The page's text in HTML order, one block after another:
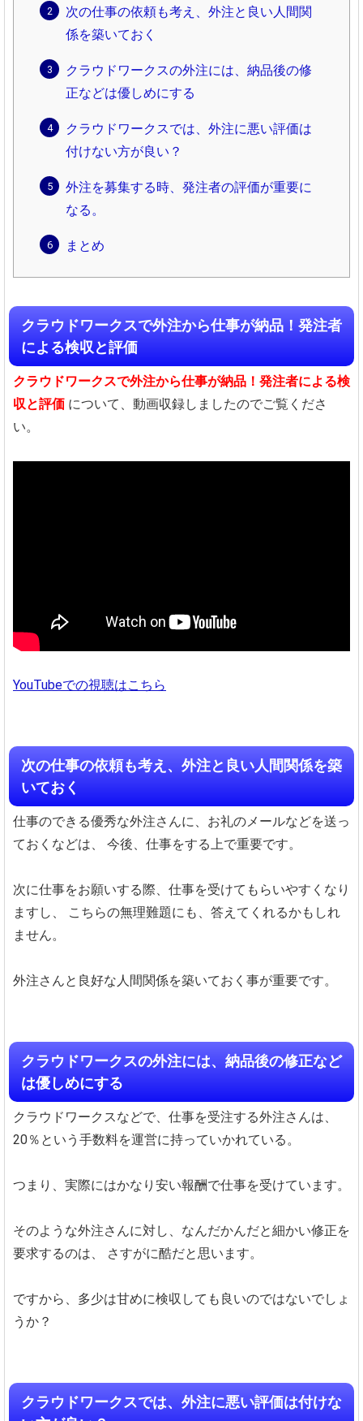
次の仕事の依頼も考え、外注と良い人間関
係を築いておく
クラウドワークスの外注には、納品後の修
正などは優しめにする
クラウドワークスでは、外注に悪い評価は
付けない方が良い？
外注を募集する時、発注者の評価が重要に
なる。
まとめ
クラウドワークスで外注から仕事が納品！発注者
による検収と評価
クラウドワークスで外注から仕事が納品！発注者による検
収と評価 について、動画収録しましたのでご覧くださ
い。
YouTubeでの視聴はこちら
次の仕事の依頼も考え、外注と良い人間関係を築
いておく
仕事のできる優秀な外注さんに、お礼のメールなどを送っ
ておくなどは、
今後、仕事をする上で重要です。
次に仕事をお願いする際、仕事を受けてもらいやすくなり
ますし、
こちらの無理難題にも、答えてくれるかもしれ
ません。
外注さんと良好な人間関係を築いておく事が重要です。
クラウドワークスの外注には、納品後の修正など
は優しめにする
クラウドワークスなどで、仕事を受注する外注さんは、
20％という手数料を運営に持っていかれている。
つまり、実際にはかなり安い報酬で仕事を受けています。
そのような外注さんに対し、なんだかんだと細かい修正を
要求するのは、
さすがに酷だと思います。
ですから、多少は甘めに検収しても良いのではないでしょ
うか？
クラウドワークスでは、外注に悪い評価は付けな